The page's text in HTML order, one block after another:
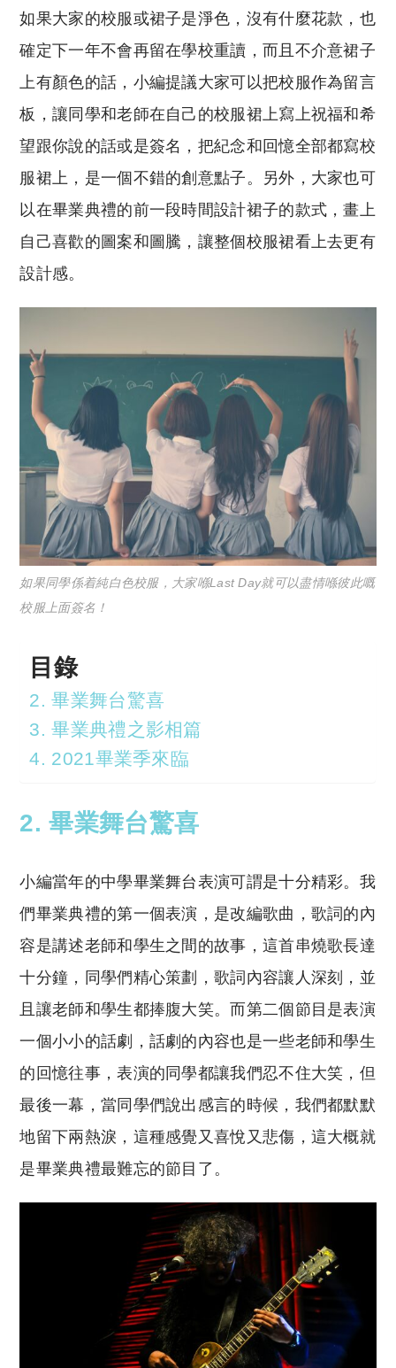
如果大家的校服或裙子是淨色，沒有什麼花款，也
確定下一年不會再留在學校重讀，而且不介意裙子
上有顏色的話，小編提議大家可以把校服作為留言
板，讓同學和老師在自己的校服裙上寫上祝福和希
望跟你說的話或是簽名，把紀念和回憶全部都寫校
服裙上，是一個不錯的創意點子。另外，大家也可
以在畢業典禮的前一段時間設計裙子的款式，畫上
自己喜歡的圖案和圖騰，讓整個校服裙看上去更有
設計感。
如果同學係着純白色校服，大家喺Last Day就可以盡情喺彼此嘅
校服上面簽名！
目錄
2. 畢業舞台驚喜
3. 畢業典禮之影相篇
4. 2021畢業季來臨
2. 畢業舞台驚喜
小編當年的中學畢業舞台表演可謂是十分精彩。我
們畢業典禮的第一個表演，是改編歌曲，歌詞的內
容是講述老師和學生之間的故事，這首串燒歌長達
十分鐘，同學們精心策劃，歌詞內容讓人深刻，並
且讓老師和學生都捧腹大笑。而第二個節目是表演
一個小小的話劇，話劇的內容也是一些老師和學生
的回憶往事，表演的同學都讓我們忍不住大笑，但
最後一幕，當同學們說出感言的時候，我們都默默
地留下兩熱淚，這種感覺又喜悅又悲傷，這大概就
是畢業典禮最難忘的節目了。